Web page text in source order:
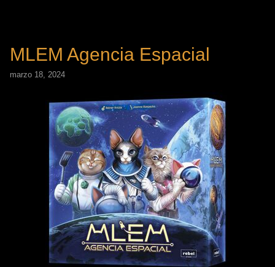
MLEM Agencia Espacial
marzo 18, 2024